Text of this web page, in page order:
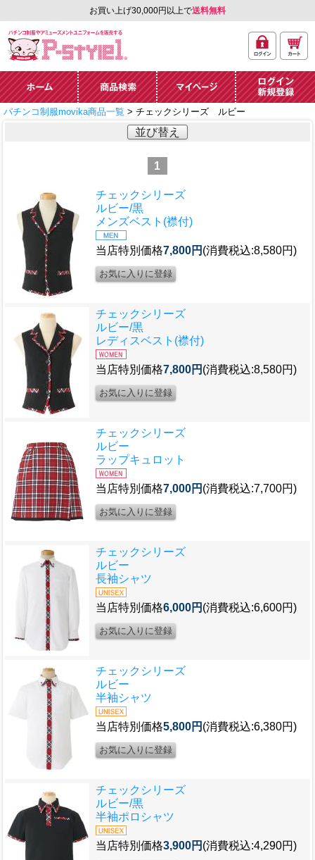
お買い上げ30,000円以上で送料無料
ーズメントユニフォー
ム通販「P-style 1」.
イン
ト
ホーム 商品検索 マイページ
ログイン・新規
パチンコ制服movika商品一覧 > チェックシリーズ ルビー
並び替え
1
チェックシリーズ
ルビー/黒
メンズベスト(襟付)
当店特別価格7,800円 (消費税込:8,580円)
チェックシリーズ
ルビー/黒
レディスベスト(襟付)
当店特別価格7,800円 (消費税込:8,580円)
チェックシリーズ
ルビー
ラップキュロット
当店特別価格7,000円 (消費税込:7,700円)
チェックシリーズ
ルビー
長袖シャツ
当店特別価格6,000円 (消費税込:6,600円)
チェックシリーズ
ルビー
半袖シャツ
当店特別価格5,800円 (消費税込:6,380円)
チェックシリーズ
ルビー/黒
半袖ポロシャツ
当店特別価格3,900円 (消費税込:4,290円)